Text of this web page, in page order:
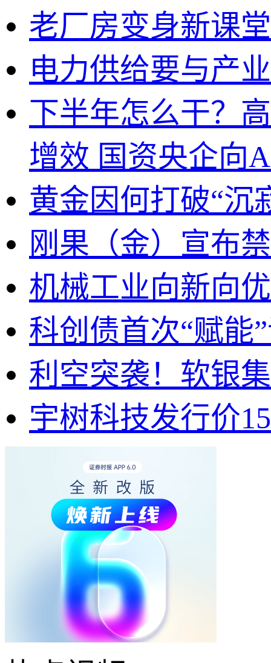
老厂房变身新课堂
电力供给要与产
下半年怎么干？
增效 国资央企向
黄金因何打破“沉
刚果（金）宣布
机械工业向新向
科创债首次“赋能
利空突袭！软银
宇树科技发行价